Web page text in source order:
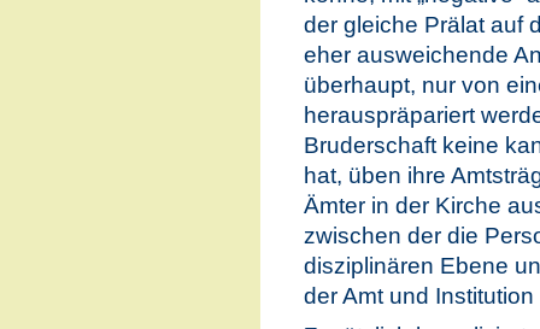
der gleiche Prälat auf
eher ausweichende
überhaupt, nur von
herauspräpariert
Bruderschaft keine
hat, üben ihre
Ämter in der Kirche
zwischen der die
disziplinären Ebene
der Amt und